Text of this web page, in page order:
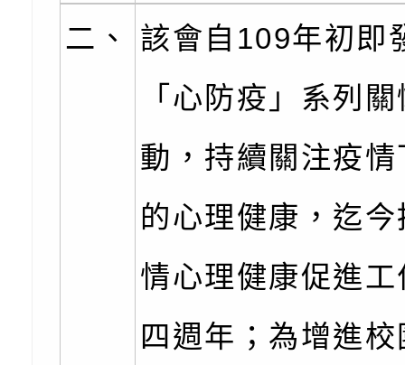
坊」、「幸福婚姻系
家庭好時光」海報
立蘆葦啟智中心辦理
成果分享會
有關桃園市桃園區西
充實方案：「視」
覺暫留創意應用與實
字稿及LCD託播影（
有關桃園市桃園區新
學辦理115年度區域
充實方案：「怪創劇
「學生申訴及再申訴
關事項
檢送行政院新聞傳
「櫻桃小丸子原作
檢送桃園市政府LED
字稿及LCD託播影（
轉知國立臺灣師範大
二、
該會自109年初即
「心防疫」系列
動，持續關注疫
的心理健康，迄
情心理健康促進
四週年；為增進